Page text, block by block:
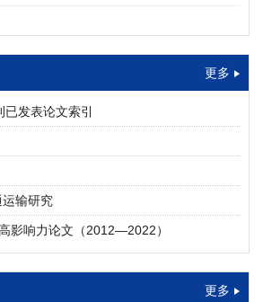
, 王亚彬, 刘状壮
https://doi.org/10.16503/j.cnki.2095-
(11)
速公路服务区充电负荷预测
, 范鹏飞, 石莹
(19)
高速公路系统韧性提升方法
陈立栋, 宋志英, 郑帅
https://doi.org/10.16503/j.cnki.2095-
更多
发表论文索引
输研究
影响力论文（2012—2022）
及样例 更多